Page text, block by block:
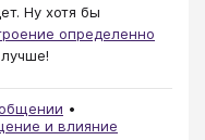
Ну хотя бы
определенно
и влияние